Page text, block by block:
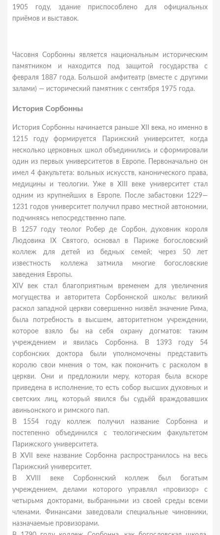
1905 году, здание приспособлено для официальных
приёмов и выставок.
Часовня Сорбонны является национальным историческим
памятником и находится под защитой государства с
февраля 1887 года. Большой амфитеатр (вместе с другими
залами) — исторический памятник с сентября 1975 года.
История Сорбонны
История Сорбонны начинается раньше XII века, но именно в
1215 году формируется Парижский университет, когда
несколько церковных школ объединились и сформировали
один из первых университетов в Европе. Первоначально он
имел 4 факультета: вольных искусств, канонического права,
медицины и теологии. Уже в XIII веке университет стал
одним из крупнейших в Европе. После забастовки 1229—
1231 годов университет получил право местной автономии,
подчиняясь непосредственно папе.
В 1257 году теолог Робер де Сорбон, духовник короля
Людовика IX Святого, основал в Париже богословский
коллеж для детей из бедных семей; через 50 лет
известность коллежа затмила многие богословские
заведения Европы.
XIV век стал благоприятным временем для увеличения
могущества и авторитета Сорбоннской школы: великий
раскол западной церкви совершенно низвёл значение Рима,
была потребность в высшем, авторитетном учреждении,
которое взяло бы на себя охрану догматов: таким
учреждением и явилась Сорбонна. В 1393 году 54
сорбонских доктора были уполномочены представить
королю свои мнения о том, как покончить с расколом в
церкви. Они и предложили меру, которая была вскоре
приведена в исполнение, то есть собор высших духовных и
светских лиц, который явился бы судьёй враждовавших
авиньонского и римского пап.
В 1554 году коллеж получил название Сорбонна и
постепенно объединился с теологическим факультетом
Парижского университета.
В XVII веке название Сорбонна распространилось на весь
Парижский университет.
В XVIII веке Сорбоннский коллеж был богатым
учреждением, делами которого управлял «провизор» с
четырьмя докторами, выбранными из своей среды всеми
членами. Финансами заведовали специальные чиновники,
назначаемые провизорами.